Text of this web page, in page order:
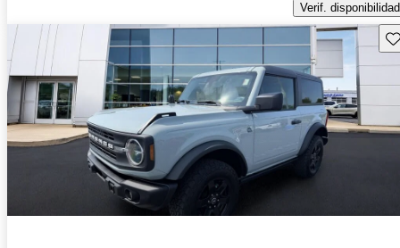
Verif. disponibilidad